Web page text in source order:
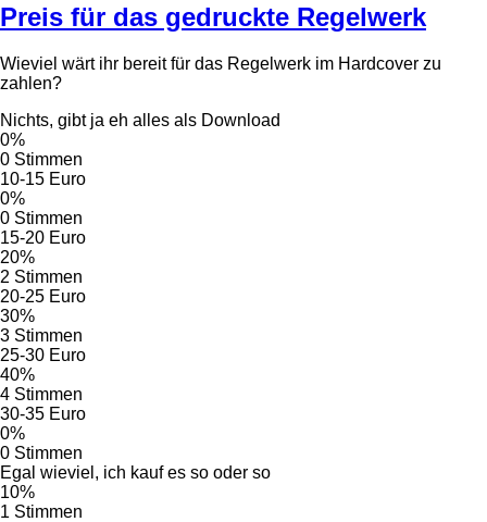
Preis für das gedruckte Regelwerk
Wieviel wärt ihr bereit für das Regelwerk im Hardcover zu
zahlen?
Nichts, gibt ja eh alles als Download
0%
0 Stimmen
10-15 Euro
0%
0 Stimmen
15-20 Euro
20%
2 Stimmen
20-25 Euro
30%
3 Stimmen
25-30 Euro
40%
4 Stimmen
30-35 Euro
0%
0 Stimmen
Egal wieviel, ich kauf es so oder so
10%
1 Stimmen